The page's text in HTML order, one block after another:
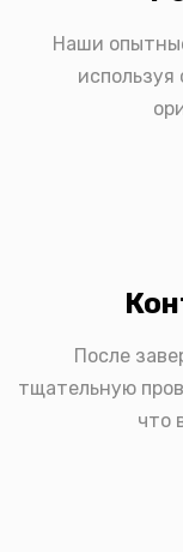
Наши
После
тщательную
что